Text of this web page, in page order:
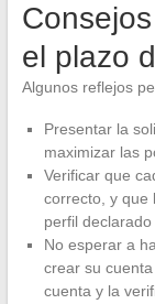
el plazo
Algunos reflejos
Presentar la
maximizar las
Verificar que
correcto, y que
perfil declarado
No esperar a
crear su
cuenta y la